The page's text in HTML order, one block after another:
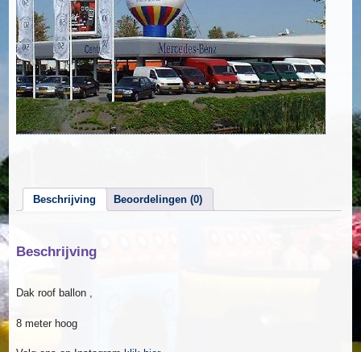
Beschrijving Beoordelingen (0)
Beschrijving
Dak roof ballon ,
8 meter hoog